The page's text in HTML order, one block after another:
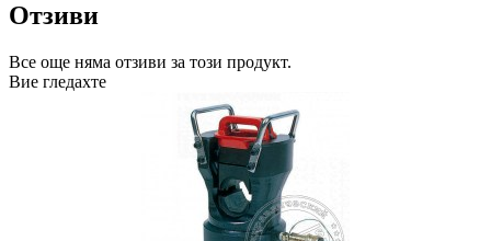
Отзиви
Все още няма отзиви за този продукт.
Вие гледахте